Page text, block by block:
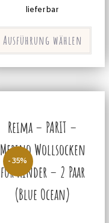
lieferbar
Ausführung wählen
-35%
Reima – PARIT –
Merino Wollsocken
für Kinder – 2 Paar
(Blue Ocean)